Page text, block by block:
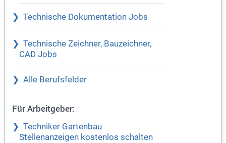
Technische Dokumentation Jobs
Technische Zeichner, Bauzeichner,
CAD Jobs
Alle Berufsfelder
Für Arbeitgeber:
Techniker Gartenbau
Stellenanzeigen kostenlos schalten